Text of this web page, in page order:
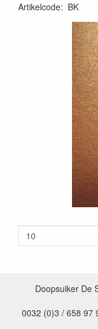
Artikelcode: BK
Doopsuiker De
0032 (0)3 / 658 97